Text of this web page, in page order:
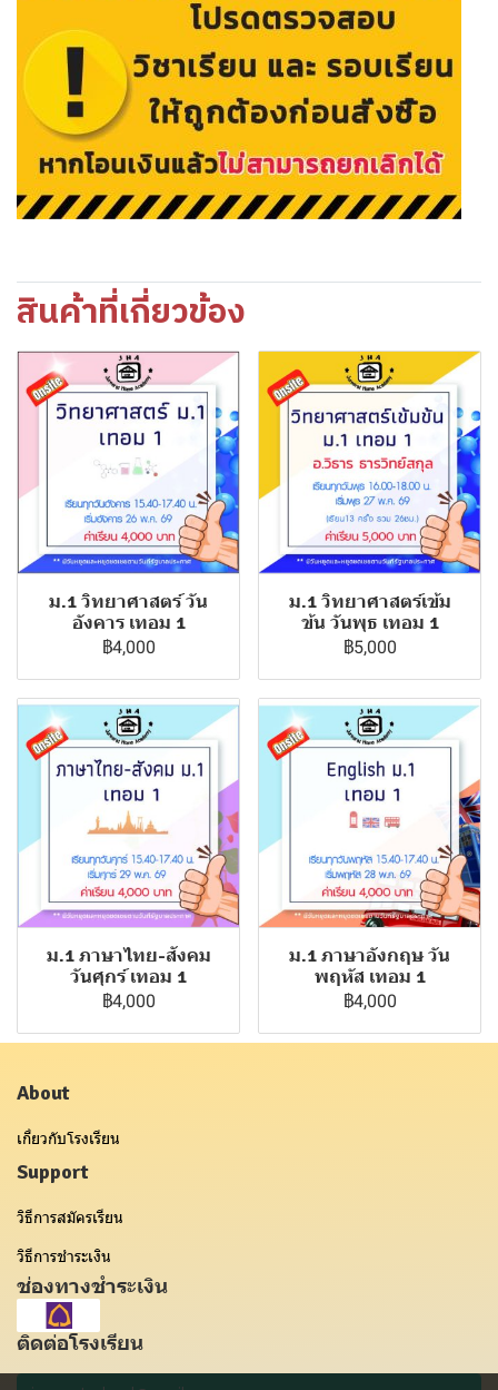
สินค้าที่เกี่ยวข้อง
ม.1 วิทยาศาสตร์ วัน
อังคาร เทอม 1
฿4,000
ม.1 วิทยาศาสตร์เข้ม
ข้น วันพุธ เทอม 1
฿5,000
ม.1 ภาษาไทย-สังคม
วันศุกร์ เทอม 1
฿4,000
ม.1 ภาษาอังกฤษ วัน
พฤหัส เทอม 1
฿4,000
About
เกี่ยวกับโรงเรียน
Support
วิธีการสมัครเรียน
วิธีการชำระเงิน
ช่องทางชำระเงิน
ติดต่อโรงเรียน